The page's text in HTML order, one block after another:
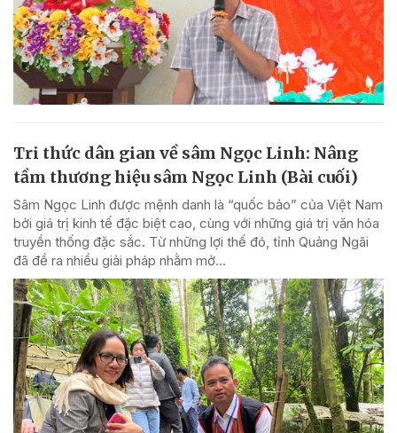
Tri thức dân gian về sâm Ngọc Linh: Nâng
tầm thương hiệu sâm Ngọc Linh (Bài cuối)
Sâm Ngọc Linh được mệnh danh là “quốc bảo” của Việt Nam
bởi giá trị kinh tế đặc biệt cao, cùng với những giá trị văn hóa
truyền thống đặc sắc. Từ những lợi thế đó, tỉnh Quảng Ngãi
đã đề ra nhiều giải pháp nhằm mở...